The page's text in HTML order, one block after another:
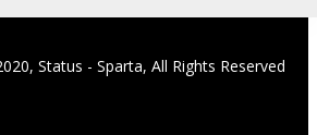
Status - Sparta, All Rights Reserved